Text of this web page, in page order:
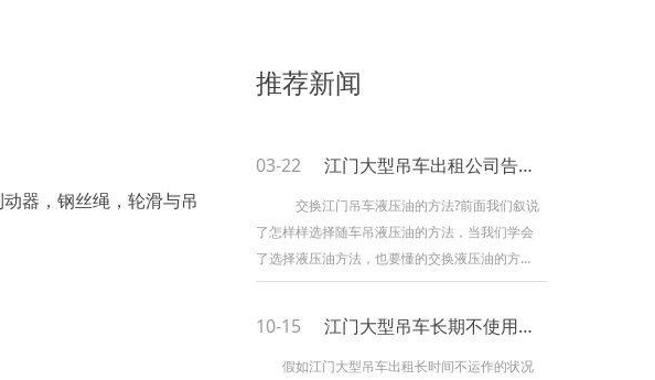
器，钢丝绳，轮滑与吊
推荐新闻
03-22 江门大型吊车出租公司告诉你吊车液压油什么时候更换一次
交换江门吊车液压油的方法?前面我们叙说
了怎样样选择随车吊液压油的方法，当我们学会
了选择液压油方法，也要懂的交换液压油的方
法。普通购置的吊车人们在交换液压油时都会去
设我们晓得的了交换液压油的方法时，就不用在
去厂家停止交换了，终究液压油是关系到车子在
10-15 江门大型吊车长期不使用要怎样处理
假如江门大型吊车出租长时间不运作的状况